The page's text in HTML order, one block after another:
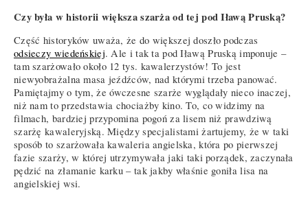
Czy była w historii większa szarża od tej pod Iławą Pruską?
Część historyków uważa, że do większej doszło podczas
odsieczy wiedeńskiej. Ale i tak ta pod Iławą Pruską imponuje –
tam szarżowało około 12 tys. kawalerzystów! To jest
niewyobrażalna masa jeźdźców, nad którymi trzeba panować.
Pamiętajmy o tym, że ówczesne szarże wyglądały nieco inaczej,
niż nam to przedstawia chociażby kino. To, co widzimy na
filmach, bardziej przypomina pogoń za lisem niż prawdziwą
szarżę kawaleryjską. Między specjalistami żartujemy, że w taki
sposób to szarżowała kawaleria angielska, która po pierwszej
fazie szarży, w której utrzymywała jaki taki porządek, zaczynała
pędzić na złamanie karku – tak jakby właśnie goniła lisa na
angielskiej wsi.